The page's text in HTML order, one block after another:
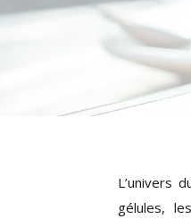
L’univers
gélules,